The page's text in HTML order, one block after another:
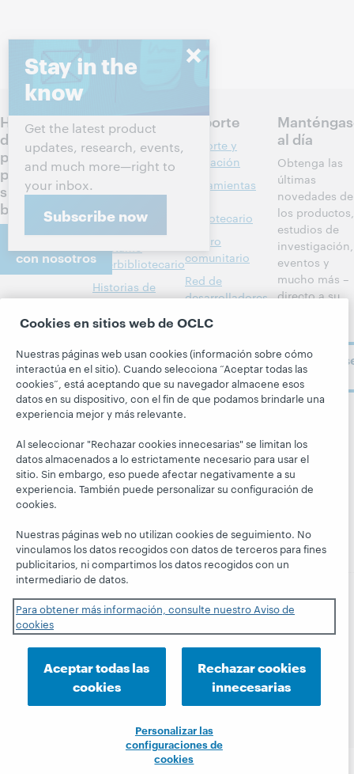
Stay in the
know
Get the latest product
updates, research, events,
and much more—right to
your inbox.
Subscribe now
Hablemos
de los
próximos
pasos para
su
biblioteca
con nosotros
Acerca
Acerca de
Carreras
Respeto y
pertenencia
financieros
Dirección
Membresía
Productos
Descubrimiento
y referencia
Metadatos
Préstamo
interbibliotecario
Historias de
miembros
Todos los
servicios »
Aprenda
Investigación
Eventos
Seminarios
web a la carta
Soporte
Soporte y
formación
Herramientas
bibliotecario
Centro
comunitario
Red de
desarrolladores
BibFormats
sistema
Blogs
Blog Next
Hanging
Together
President's
al día
Obtenga las
últimas
novedades de
los productos,
estudios de
investigación,
eventos y
mucho más –
directo a su
ahora
OCLC
servicios nacionales e internacionales de OCLC, Inc. y de
sus miembros.
Declaración de privacidad Aviso de cookies
Personalizar las configuraciones de cookies
Declaración de accesibilidad Certificado ISO 27001
Cookies en sitios web de OCLC
Nuestras páginas web usan cookies (información sobre cómo
interactúa en el sitio). Cuando selecciona “Aceptar todas las
cookies”, está aceptando que su navegador almacene esos
datos en su dispositivo, con el fin de que podamos brindarle una
experiencia mejor y más relevante.
Al seleccionar "Rechazar cookies innecesarias" se limitan los
datos almacenados a lo estrictamente necesario para usar el
sitio. Sin embargo, eso puede afectar negativamente a su
experiencia. También puede personalizar su configuración de
cookies.
Nuestras páginas web no utilizan cookies de seguimiento. No
vinculamos los datos recogidos con datos de terceros para fines
publicitarios, ni compartimos los datos recogidos con un
intermediario de datos.
Para obtener más información, consulte nuestro Aviso de
cookies
Aceptar todas las
cookies
Rechazar cookies
innecesarias
Personalizar las
configuraciones de
cookies